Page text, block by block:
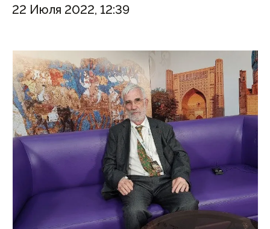
22 Июля 2022, 12:39